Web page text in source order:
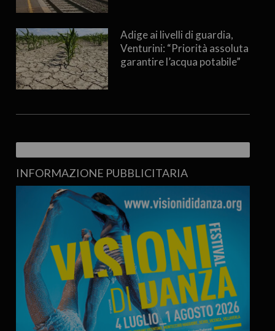
Adige ai livelli di guardia,
Venturini: “Priorità assoluta
garantire l’acqua potabile”
INFORMAZIONE PUBBLICITARIA